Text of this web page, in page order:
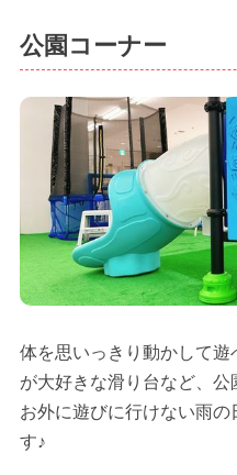
公園コーナー
体を思いっきり動かして
が大好きな滑り台など、公
お外に遊びに行けない雨の
す♪